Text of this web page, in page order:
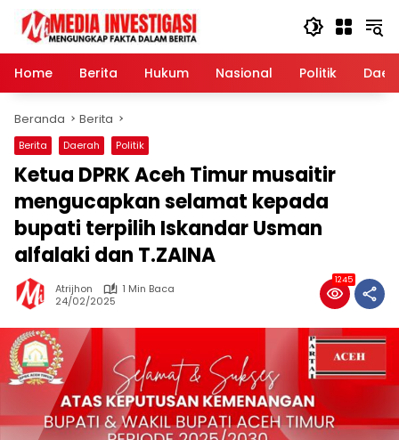
Langsung
konten
Home
Berita Hukum Nasional Politik
Beranda Berita
Berita Daerah Politik
Ketua DPRK Aceh Timur musaitir
mengucapkan selamat kepada
bupati terpilih Iskandar Usman
alfalaki dan T.ZAINA
Atrijhon
1 Min Baca
24/02/2025
1245